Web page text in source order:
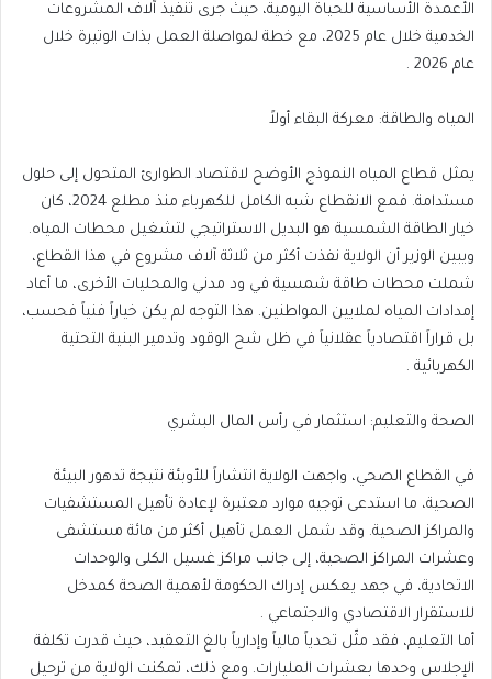
الأعمدة الأساسية للحياة اليومية، حيث جرى تنفيذ آلاف المشروعات
الخدمية خلال عام 2025، مع خطة لمواصلة العمل بذات الوتيرة خلال
عام 2026 .
المياه والطاقة: معركة البقاء أولاً
يمثل قطاع المياه النموذج الأوضح لاقتصاد الطوارئ المتحول إلى حلول
مستدامة. فمع الانقطاع شبه الكامل للكهرباء منذ مطلع 2024، كان
خيار الطاقة الشمسية هو البديل الاستراتيجي لتشغيل محطات المياه.
ويبين الوزير أن الولاية نفذت أكثر من ثلاثة آلاف مشروع في هذا القطاع،
شملت محطات طاقة شمسية في ود مدني والمحليات الأخرى، ما أعاد
إمدادات المياه لملايين المواطنين. هذا التوجه لم يكن خياراً فنياً فحسب،
بل قراراً اقتصادياً عقلانياً في ظل شح الوقود وتدمير البنية التحتية
الكهربائية .
الصحة والتعليم: استثمار في رأس المال البشري
في القطاع الصحي، واجهت الولاية انتشاراً للأوبئة نتيجة تدهور البيئة
الصحية، ما استدعى توجيه موارد معتبرة لإعادة تأهيل المستشفيات
والمراكز الصحية. وقد شمل العمل تأهيل أكثر من مائة مستشفى
وعشرات المراكز الصحية، إلى جانب مراكز غسيل الكلى والوحدات
الاتحادية، في جهد يعكس إدراك الحكومة لأهمية الصحة كمدخل
للاستقرار الاقتصادي والاجتماعي .
أما التعليم، فقد مثّل تحدياً مالياً وإدارياً بالغ التعقيد، حيث قدرت تكلفة
الإجلاس وحدها بعشرات المليارات. ومع ذلك، تمكنت الولاية من ترحيل